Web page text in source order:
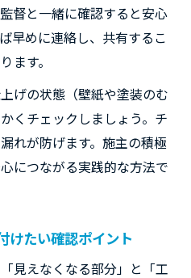
督と一緒に確認すると安心
早めに連絡し、共有するこ
ます。
げの状態（壁紙や塗装のむ
くチェックしましょう。チ
れが防げます。施主の積極
につながる実践的な方法で
けたい確認ポイント
見えなくなる部分」と「工